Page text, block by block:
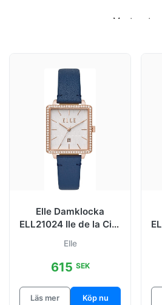
Montmartre
Muette Roseguldstonad/
Orsay
Orsay Roseguldstonad/
Elle Damklocka
ELL21024 Ile de la Cite
Elle
615 SEK
Läs mer Köp nu